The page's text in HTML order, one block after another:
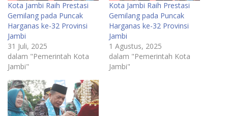
Kota Jambi Raih Prestasi
Gemilang pada Puncak
Harganas ke-32 Provinsi
Jambi
31 Juli, 2025
dalam "Pemerintah Kota
Jambi"
Kota Jambi Raih Prestasi
Gemilang pada Puncak
Harganas ke-32 Provinsi
Jambi
1 Agustus, 2025
dalam "Pemerintah Kota
Jambi"